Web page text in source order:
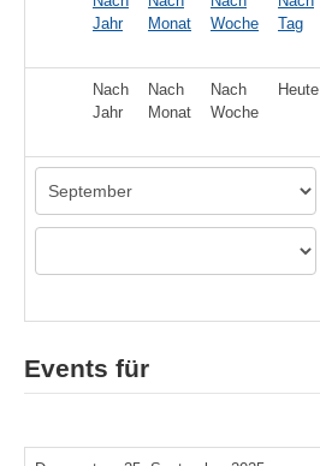
Nach
Jahr
Nach
Monat
Nach
Woche
Heute
Events für